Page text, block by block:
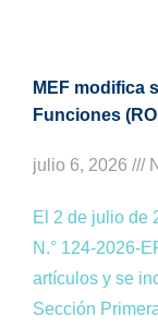
MEF modifica
Funciones
julio 6, 2026
El 2 de julio de
N.° 124-2026-
artículos y se
Sección